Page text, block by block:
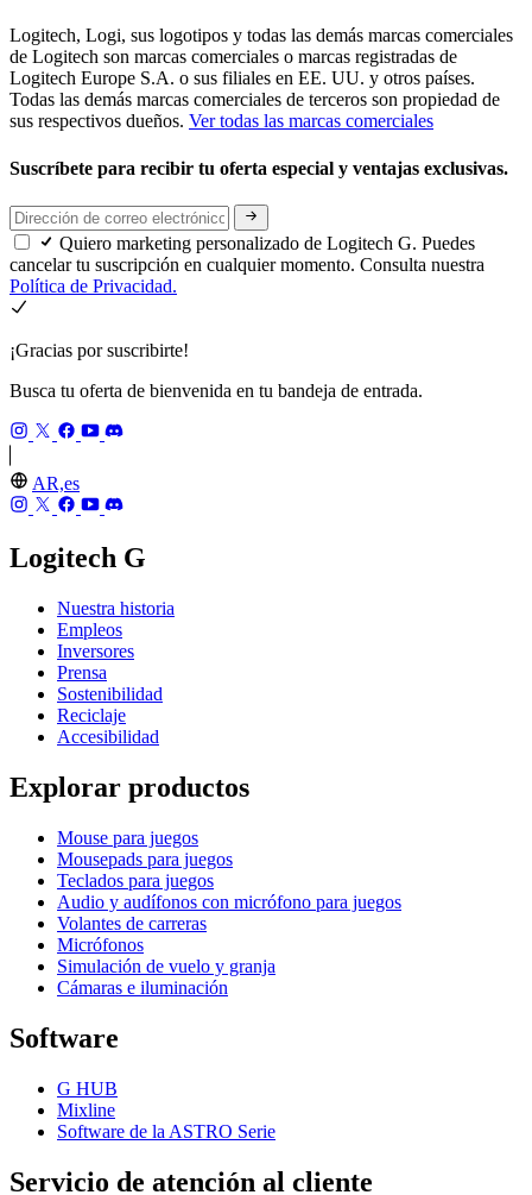
Logitech, Logi, sus logotipos y todas las demás marcas comerciales
de Logitech son marcas comerciales o marcas registradas de
Logitech Europe S.A. o sus filiales en EE. UU. y otros países.
Todas las demás marcas comerciales de terceros son propiedad de
sus respectivos dueños. Ver todas las marcas comerciales
Suscríbete para recibir tu oferta especial y ventajas exclusivas.
Quiero marketing personalizado de Logitech G. Puedes
cancelar tu suscripción en cualquier momento. Consulta nuestra
Política de Privacidad.
¡Gracias por suscribirte!
Busca tu oferta de bienvenida en tu bandeja de entrada.
AR,es
Logitech G
Nuestra historia
Empleos
Inversores
Prensa
Sostenibilidad
Reciclaje
Accesibilidad
Explorar productos
Mouse para juegos
Mousepads para juegos
Teclados para juegos
Audio y audífonos con micrófono para juegos
Volantes de carreras
Micrófonos
Simulación de vuelo y granja
Cámaras e iluminación
Software
G HUB
Mixline
Software de la ASTRO Serie
Servicio de atención al cliente